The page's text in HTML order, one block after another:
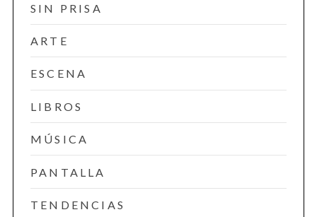
SIN PRISA
ARTE
ESCENA
LIBROS
MÚSICA
PANTALLA
TENDENCIAS